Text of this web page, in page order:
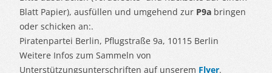
Blatt Papier), ausfüllen und umgehend zur P9a bringen
oder schicken an:.
Piratenpartei Berlin, Pflugstraße 9a, 10115 Berlin
Weitere Infos zum Sammeln von
Unterstützungsunterschriften auf unserem Flyer.